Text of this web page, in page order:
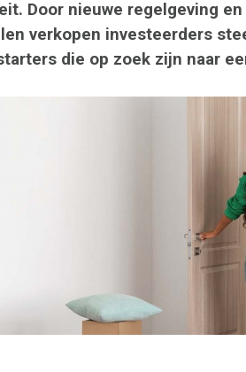
Door nieuwe regelgeving
verkopen investeerders
die op zoek zijn naar